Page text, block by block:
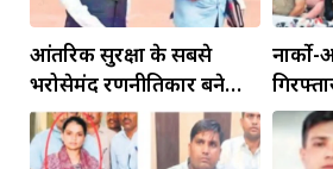
आंतरिक सुरक्षा के सबसे
भरोसेमंद रणनीतिकार बने
रहेंगे गोविंद मोहन